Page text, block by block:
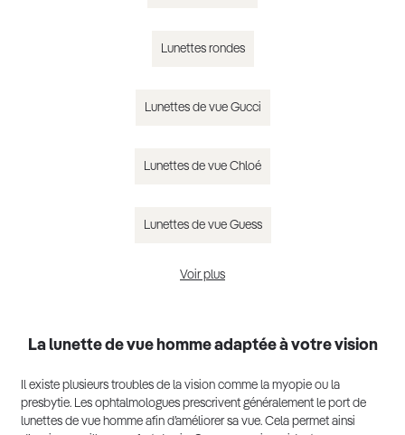
Lunettes rondes
Lunettes de vue Gucci
Lunettes de vue Chloé
Lunettes de vue Guess
Lunettes de vue homme tendance 2025
Voir plus
La lunette de vue homme adaptée à votre vision
Il existe plusieurs troubles de la vision comme la myopie ou la
presbytie. Les ophtalmologues prescrivent généralement le port de
lunettes de vue homme afin d’améliorer sa vue. Cela permet ainsi